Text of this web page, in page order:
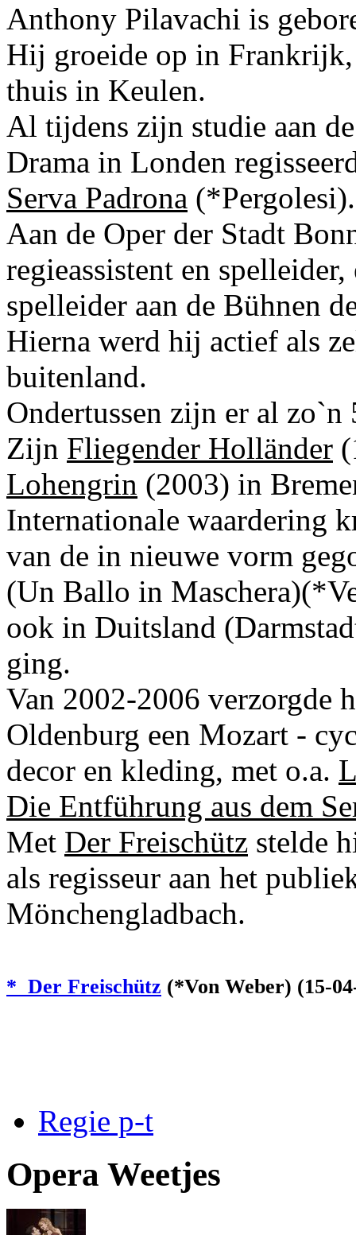
Anthony Pilavachi is
Hij groeide op in Frankrijk,
thuis in Keulen.
Al tijdens zijn studie aan
Drama in Londen
Serva Padrona (*Pergolesi).
Aan de Oper der Stadt
regieassistent en
spelleider aan de Bühnen
Hierna werd hij actief als
buitenland.
Ondertussen zijn er al
Zijn Fliegender Holländer
Lohengrin (2003) in
Internationale waardering
van de in nieuwe vorm
(Un Ballo in
ook in Duitsland
ging.
Van 2002-2006 verzorgde
Oldenburg een Mozart -
decor en kleding, met o.a.
Die Entführung aus dem
Met Der Freischütz stelde
als regisseur aan het
Mönchengladbach.
* Der Freischütz (*Von Weber) (15-
Regie p-t
Opera Weetjes